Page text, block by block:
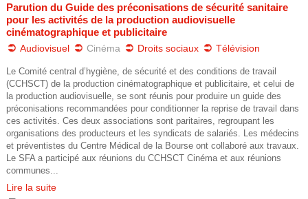
Parution du Guide des préconisations de sécurité sanitaire
pour les activités de la production audiovisuelle
cinématographique et publicitaire
Audiovisuel Cinéma Droits sociaux Télévision
Le Comité central d’hygiène, de sécurité et des conditions de travail
(CCHSCT) de la production cinématographique et publicitaire, et celui de
la production audiovisuelle, se sont réunis pour produire un guide des
préconisations recommandées pour conditionner la reprise de travail dans
ces activités. Ces deux associations sont paritaires, regroupant les
organisations des producteurs et les syndicats de salariés. Les médecins
et préventistes du Centre Médical de la Bourse ont collaboré aux travaux.
Le SFA a participé aux réunions du CCHSCT Cinéma et aux réunions
communes...
Lire la suite